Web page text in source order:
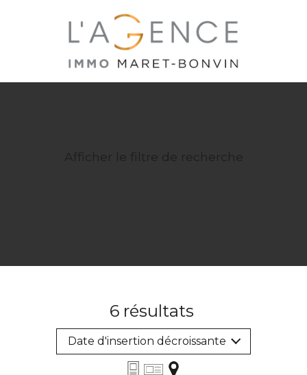
Afficher le filtre de recherche
6résultats
Date d'insertion décroissante